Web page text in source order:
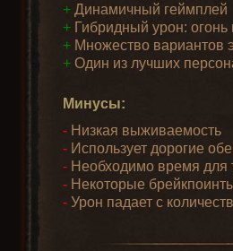
+ Динамичный геймплей
+ Гибридный урон: огонь
+ Множество вариантов
+ Один из лучших
Минусы:
- Низкая выживаемость
- Использует дорогие
- Необходимо время для
- Некоторые
- Урон падает с